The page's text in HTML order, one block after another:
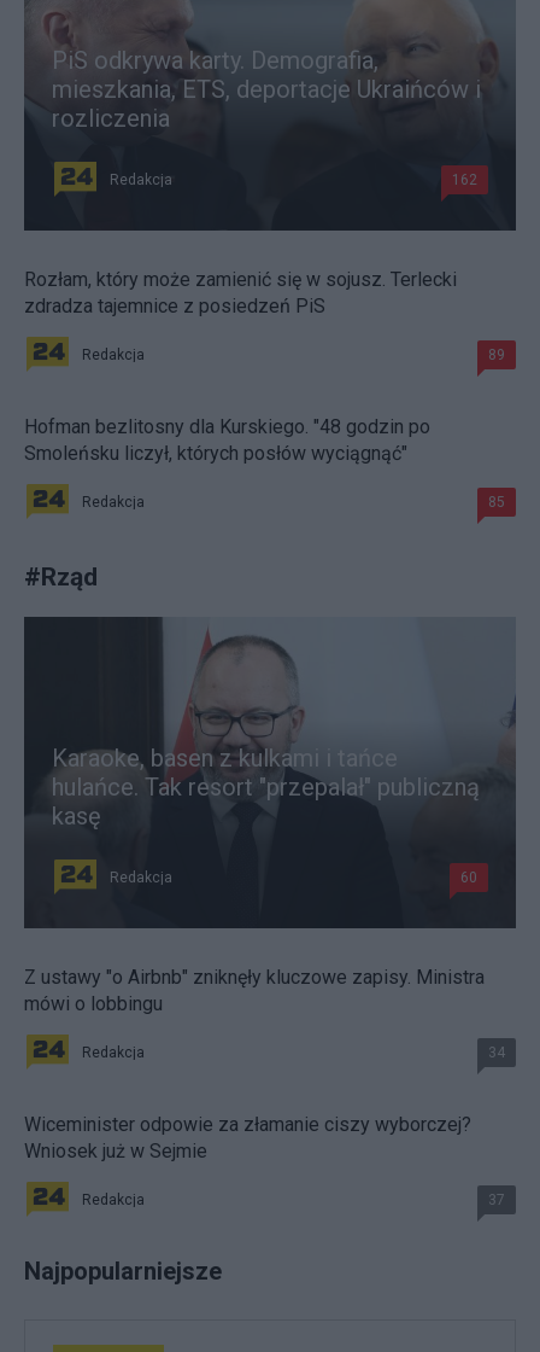
PiS odkrywa karty. Demografia,
mieszkania, ETS, deportacje Ukraińców i
rozliczenia
Redakcja 162
Rozłam, który może zamienić się w sojusz. Terlecki
zdradza tajemnice z posiedzeń PiS
Redakcja 89
Hofman bezlitosny dla Kurskiego. "48 godzin po
Smoleńsku liczył, których posłów wyciągnąć"
Redakcja 85
#Rząd
Karaoke, basen z kulkami i tańce
hulańce. Tak resort "przepalał" publiczną
kasę
Redakcja 60
Z ustawy "o Airbnb" zniknęły kluczowe zapisy. Ministra
mówi o lobbingu
Redakcja 34
Wiceminister odpowie za złamanie ciszy wyborczej?
Wniosek już w Sejmie
Redakcja 37
Najpopularniejsze